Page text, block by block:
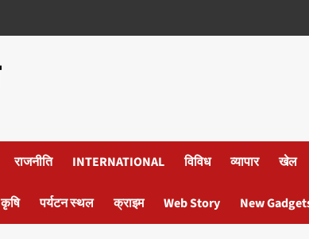
राजनीति INTERNATIONAL विविध व्यापार खेल
कृषि पर्यटन स्थल क्राइम Web Story New